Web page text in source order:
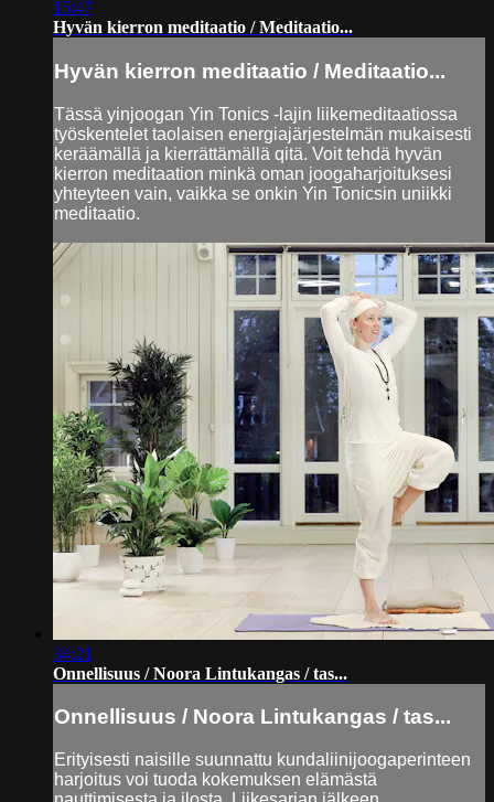
15:47
Hyvän kierron meditaatio / Meditaatio...
Hyvän kierron meditaatio / Meditaatio...
Tässä yinjoogan Yin Tonics -lajin liikemeditaatiossa
työskentelet taolaisen energiajärjestelmän mukaisesti
keräämällä ja kierrättämällä qitä. Voit tehdä hyvän
kierron meditaation minkä oman joogaharjoituksesi
yhteyteen vain, vaikka se onkin Yin Tonicsin uniikki
meditaatio.
34:21
Onnellisuus / Noora Lintukangas / tas...
Onnellisuus / Noora Lintukangas / tas...
Erityisesti naisille suunnattu kundaliinijoogaperinteen
harjoitus voi tuoda kokemuksen elämästä